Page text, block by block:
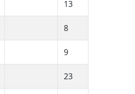
13
8
9
23